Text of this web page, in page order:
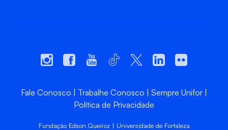
Fale Conosco Trabalhe Conosco
Sempre Unifor
Política de Privacidade
Fundação Edson Queiroz | Universidade de Fortaleza